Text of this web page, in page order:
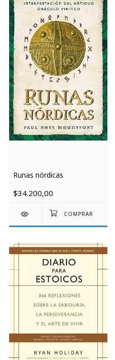
Runas nórdicas
$34.200,00